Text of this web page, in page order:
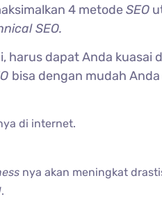
4 metodeSEO
SEO.
harus dapat Anda kuasai
bisa dengan mudah
di internet.
nya akan meningkat
.